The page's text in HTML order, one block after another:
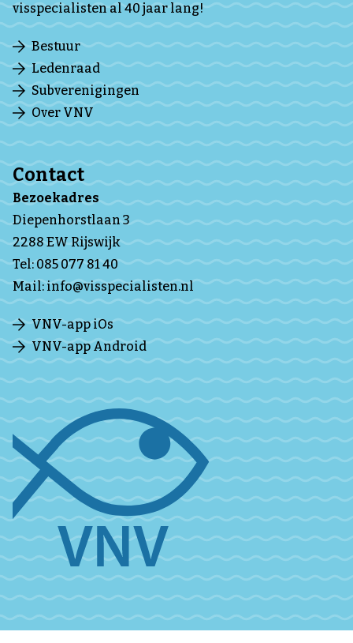
visspecialisten al 40 jaar lang!
Bestuur
Ledenraad
Subverenigingen
Over VNV
Contact
Bezoekadres
Diepenhorstlaan 3
2288 EW Rijswijk
Tel:085 077 81 40
Mail:info@visspecialisten.nl
VNV-app iOs
VNV-app Android